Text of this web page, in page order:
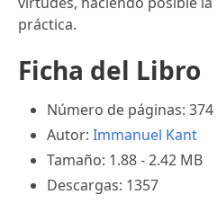
práctica.
Ficha del Libro
Número de páginas: 374
Autor: Immanuel Kant
Tamaño: 1.88 - 2.42 MB
Descargas: 1357